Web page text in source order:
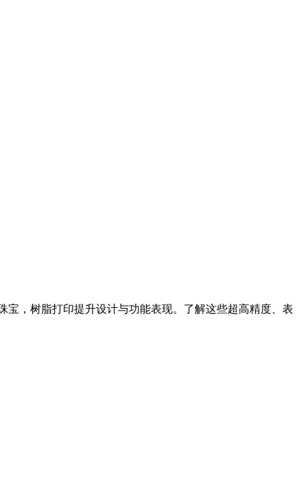
，树脂打印提升设计与功能表现。了解这些超高精度、表